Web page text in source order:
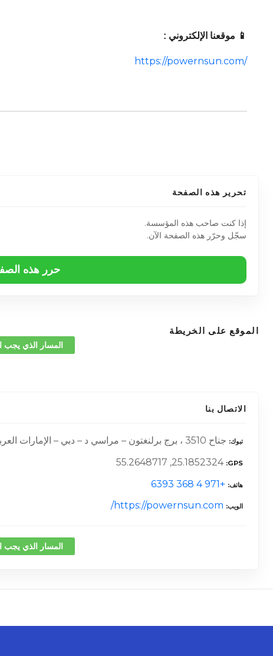
📱 موقعنا الإلكتروني :
https://powernsun.com/
تحرير هذه الصفحة
إذا كنت صاحب هذه المؤسسة.
سجّل وحرّر هذه الصفحة الآن.
حرر هذه
الموقع على الخريطة
المسار الذي يجب
الاتصال بنا
تبوك جناح 3510 ، برج برلنغتون – مراسي د – دبي – الإمارات العربية المتحدة
GPS
25.1852324, 55.2648717
هاتف +971 4 368 6393
الويب https://powernsun.com/
المسار الذي يجب